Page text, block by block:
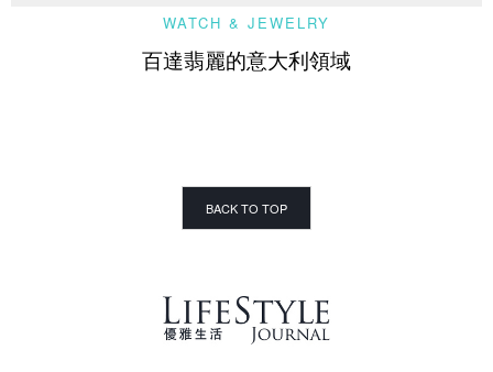
WATCH & JEWELRY
百達翡麗的意大利領域
BACK TO TOP